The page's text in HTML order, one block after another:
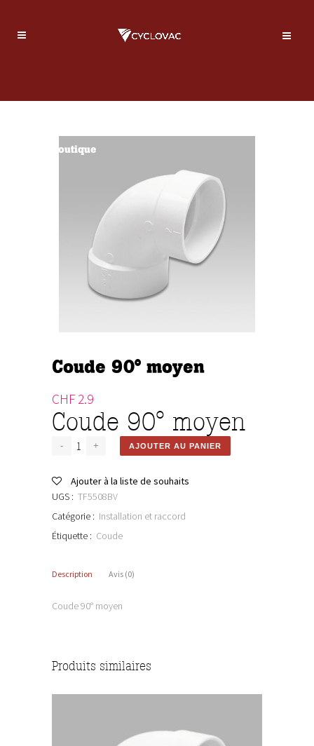
Boutique
Coude 90° moyen
CHF 2.9
Coude 90° moyen
AJOUTER AU PANIER
Ajouter à la liste de souhaits
UGS : TF5508BV
Catégorie : Installation et raccord
Étiquette : Coude
Description Avis (0)
Coude 90° moyen
Produits similaires